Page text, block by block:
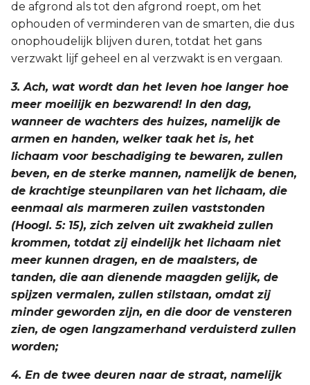
de afgrond als tot den afgrond roept, om het
ophouden of verminderen van de smarten, die dus
onophoudelijk blijven duren, totdat het gans
verzwakt lijf geheel en al verzwakt is en vergaan.
3. Ach, wat wordt dan het leven hoe langer hoe
meer moeilijk en bezwarend! In den dag,
wanneer de wachters des huizes, namelijk de
armen en handen, welker taak het is, het
lichaam voor beschadiging te bewaren, zullen
beven, en de sterke mannen, namelijk de benen,
de krachtige steunpilaren van het lichaam, die
eenmaal als marmeren zuilen vaststonden
(Hoogl. 5: 15), zich zelven uit zwakheid zullen
krommen, totdat zij eindelijk het lichaam niet
meer kunnen dragen, en de maalsters, de
tanden, die aan dienende maagden gelijk, de
spijzen vermalen, zullen stilstaan, omdat zij
minder geworden zijn, en die door de vensteren
zien, de ogen langzamerhand verduisterd zullen
worden;
4. En de twee deuren naar de straat, namelijk